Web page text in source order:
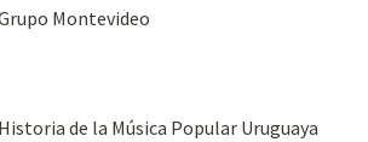
Montevideo
Historia de la Música Popular Uruguaya